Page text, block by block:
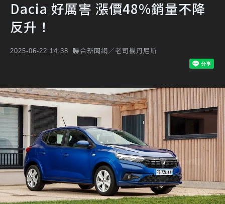
Dacia 好厲害 漲價48%銷量不降
反升！
2025-06-22 14:38 聯合新聞網／老司機丹尼斯